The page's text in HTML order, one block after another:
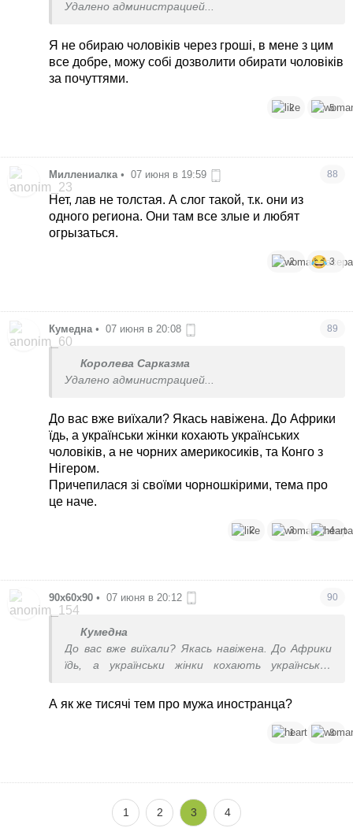
Удалено администрацией...
Я не обираю чоловіків через гроші, в мене з цим
все добре, можу собі дозволити обирати чоловіків
за почуттями.
2 5
Миллениалка • 07 июня в 19:59 88
Нет, лав не толстая. А слог такой, т.к. они из
одного региона. Они там все злые и любят
огрызаться.
2 3
Кумедна • 07 июня в 20:08 89
Королева Сарказма
Удалено администрацией...
До вас вже виїхали? Якась навіжена. До Африки
їдь, а українськи жінки кохають українських
чоловіків, а не чорних америкосиків, та Конго з
Нігером.
Причепилася зі своїми чорношкірими, тема про
це наче.
2 3 4
90x60x90 • 07 июня в 20:12 90
Кумедна
До вас вже виїхали? Якась навіжена. До Африки
їдь, а українськи жінки кохають українських
Причепилася зі своїми чорношкірими, тема про
А як же тисячі тем про мужа иностранца?
1 3
1 2 3 4